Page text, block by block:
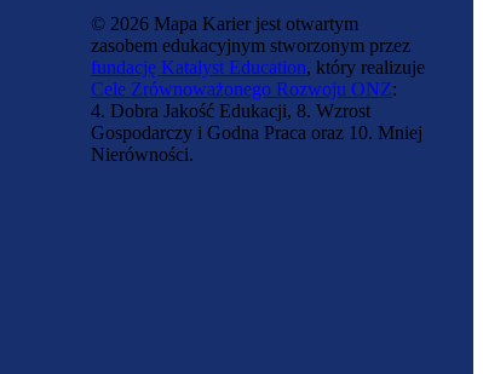
© 2026 Mapa Karier jest otwartym
zasobem edukacyjnym stworzonym przez
fundację Katalyst Education, który realizuje
Cele Zrównoważonego Rozwoju ONZ:
4. Dobra Jakość Edukacji, 8. Wzrost
Gospodarczy i Godna Praca oraz 10. Mniej
Nierówności.